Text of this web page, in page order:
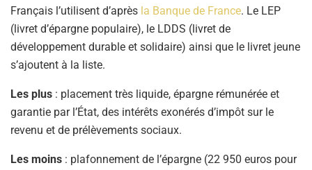
Français l’utilisent d’après la Banque de France. Le LEP
(livret d’épargne populaire), le LDDS (livret de
développement durable et solidaire) ainsi que le livret jeune
s’ajoutent à la liste.
Les plus : placement très liquide, épargne rémunérée et
garantie par l’État, des intérêts exonérés d’impôt sur le
revenu et de prélèvements sociaux.
Les moins : plafonnement de l’épargne (22 950 euros pour